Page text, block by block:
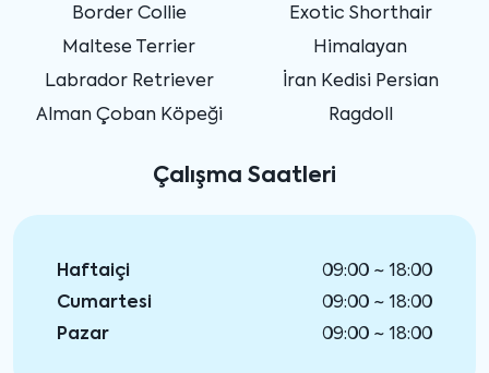
Border Collie
Maltese Terrier
Labrador Retriever
Alman Çoban Köpeği
Exotic Shorthair
Himalayan
İran Kedisi Persian
Ragdoll
Çalışma Saatleri
Haftaiçi
09:00 ~ 18:00
Cumartesi
09:00 ~ 18:00
Pazar
09:00 ~ 18:00